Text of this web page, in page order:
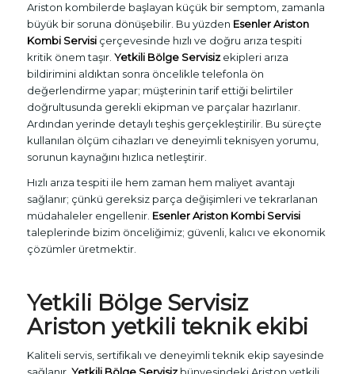
Ariston kombilerde başlayan küçük bir semptom, zamanla
büyük bir soruna dönüşebilir. Bu yüzden Esenler Ariston
Kombi Servisiçerçevesinde hızlı ve doğru arıza tespiti
kritik önem taşır. Yetkili Bölge Servisizekipleri arıza
bildirimini aldıktan sonra öncelikle telefonla ön
değerlendirme yapar; müşterinin tarif ettiği belirtiler
doğrultusunda gerekli ekipman ve parçalar hazırlanır.
Ardından yerinde detaylı teşhis gerçekleştirilir. Bu süreçte
kullanılan ölçüm cihazları ve deneyimli teknisyen yorumu,
sorunun kaynağını hızlıca netleştirir.
Hızlı arıza tespiti ile hem zaman hem maliyet avantajı
sağlanır; çünkü gereksiz parça değişimleri ve tekrarlanan
müdahaleler engellenir. Esenler Ariston Kombi Servisi
taleplerinde bizim önceliğimiz; güvenli, kalıcı ve ekonomik
çözümler üretmektir.
Yetkili Bölge Servisiz
Ariston yetkili teknik ekibi
Kaliteli servis, sertifikalı ve deneyimli teknik ekip sayesinde